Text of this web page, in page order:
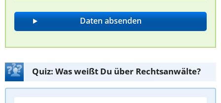
Quiz: Was weißt Du über Rechtsanwälte?